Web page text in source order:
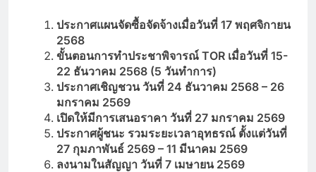
ประกาศแผนจัดซื้อจัดจ้างเมื่อวันที่ 17 พฤศจิกายน
2568
ขั้นตอนการทำประชาพิจารณ์ TOR เมื่อวันที่ 15-
22 ธันวาคม 2568 (5 วันทำการ)
ประกาศเชิญชวน วันที่ 24 ธันวาคม 2568 – 26
มกราคม 2569
เปิดให้มีการเสนอราคา วันที่ 27 มกราคม 2569
ประกาศผู้ชนะ รวมระยะเวลาอุทธรณ์ ตั้งแต่วันที่
27 กุมภาพันธ์ 2569 – 11 มีนาคม 2569
ลงนามในสัญญา วันที่ 7 เมษายน 2569